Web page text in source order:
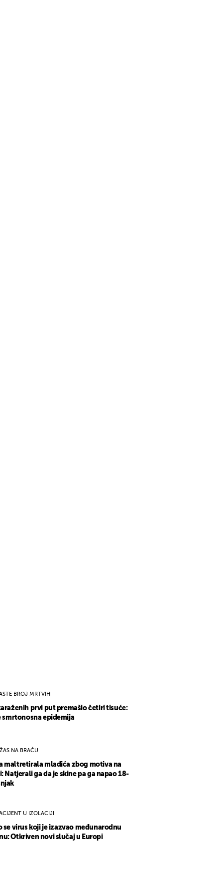
BROJ MRTVIH
prvi put premašio četiri tisuće:
smrtonosna epidemija
NA BRAČU
maltretirala mladića zbog motiva na
Natjerali ga da je skine pa ga napao 18-
U IZOLACIJI
se virus koji je izazvao međunarodnu
Otkriven novi slučaj u Europi